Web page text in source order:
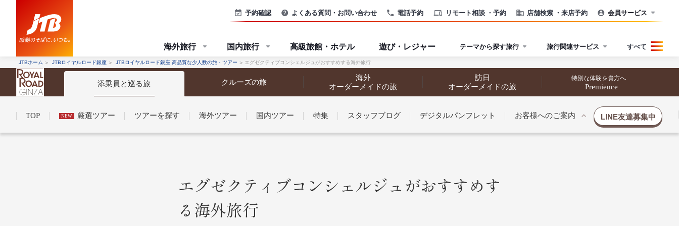
電話予約 リモート相談 ・予約 店舗検索 ・来店予約
予約確認 よくある質問・お問い合わせ 会員サービス
海外旅行 国内旅行 高級旅館・ホテル 遊び・レジャー テーマから探す旅行 旅行関連サービス すべて
JTBホーム JTBロイヤルロード銀座 JTBロイヤルロード銀座 高品質な少人数の旅・ツアー エグゼクティブコンシェルジュがおすすめする海外旅行
添乗員と巡る旅 クルーズの旅
海外
オーダーメイドの旅
訪日
オーダーメイドの旅
特別な体験を貴方へ
Premience
TOP NEW 厳選ツアー ツアーを探す 海外ツアー 国内ツアー 特集 スタッフブログ デジタルパンフレット お客様へのご案内
コンシェルジュ紹介お申し込みの流れ法人企業・自治体のみなさまへ
LINE友達募集中
条件から探す
条件から探す
エグゼクティブコンシェルジュがおすすめす
る海外旅行